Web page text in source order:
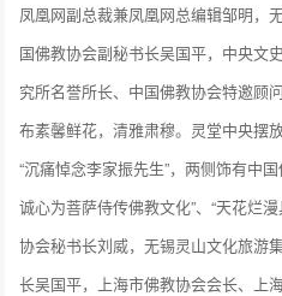
凤凰网副总裁兼凤凰网总编辑邹明，
国佛教协会副秘书长吴国平，中央文
究所名誉所长、中国佛教协会特邀顾
布素馨鲜花，清雅肃穆。灵堂中央摆
“沉痛悼念李家振先生”，两侧饰有中
诚心为菩萨侍传佛教文化”、“天花烂
协会秘书长刘威，无锡灵山文化旅游
长吴国平，上海市佛教协会会长、上